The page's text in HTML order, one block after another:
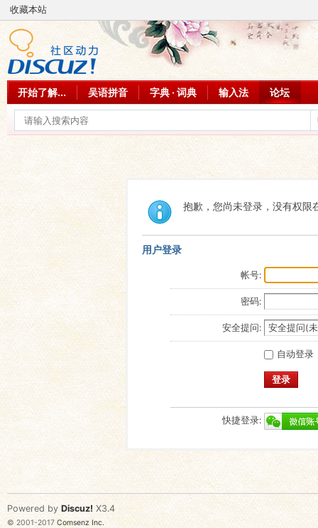
收藏本站
开始了解... 吴语拼音 字典 · 词典 输入法 论坛
抱歉，您尚未登录，没有权限
用户登录
帐号:
密码:
安全提问:
自动登录
登录
快捷登录:
Powered by Discuz! X3.4
© 2001-2017 Comsenz Inc.